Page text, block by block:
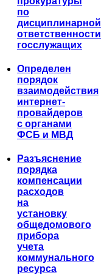
по
дисциплинарной
ответственности
госслужащих
Определен
порядок
взаимодействия
интернет-
провайдеров
с органами
ФСБ и МВД
Разъяснение
порядка
компенсации
расходов
на
установку
общедомового
прибора
учета
коммунального
ресурса